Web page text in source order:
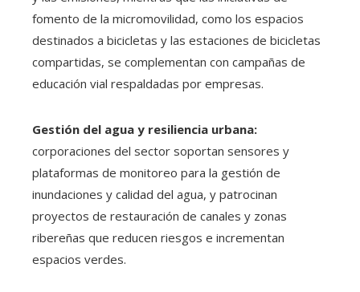
fomento de la micromovilidad, como los espacios
destinados a bicicletas y las estaciones de bicicletas
compartidas, se complementan con campañas de
educación vial respaldadas por empresas.
Gestión del agua y resiliencia urbana:
corporaciones del sector soportan sensores y
plataformas de monitoreo para la gestión de
inundaciones y calidad del agua, y patrocinan
proyectos de restauración de canales y zonas
ribereñas que reducen riesgos e incrementan
espacios verdes.